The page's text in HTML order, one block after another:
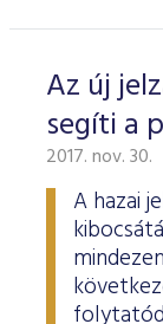
Az új
segíti a
2017. nov. 30.
A hazai